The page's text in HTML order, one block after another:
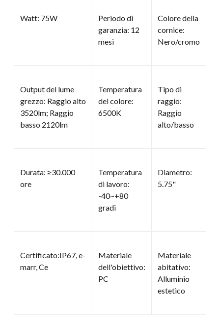
Watt: 75W
Periodo di
garanzia: 12
mesi
Colore della
cornice:
Nero/cromo
Output del lume
grezzo: Raggio alto
3520lm; Raggio
basso 2120lm
Temperatura
del colore:
6500K
Tipo di
raggio:
Raggio
alto/basso
Durata: ≥30.000
ore
Temperatura
di lavoro:
-40~+80
gradi
Diametro:
5.75"
Certificato:IP67, e-
marr, Ce
Materiale
dell'obiettivo:
PC
Materiale
abitativo:
Alluminio
estetico